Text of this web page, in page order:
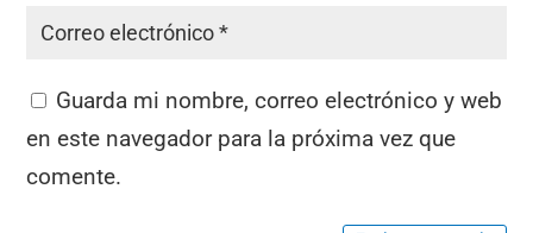
Guarda mi nombre, correo electrónico y web
en este navegador para la próxima vez que
comente.